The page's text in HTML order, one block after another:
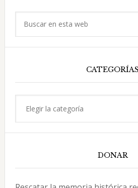
principal
CATEGORÍAS
DONAR